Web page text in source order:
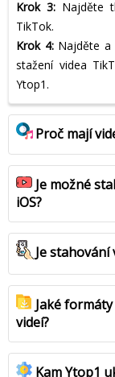
Krok 3: Najděte
TikTok.
Krok 4: Najděte a
stažení videa
Ytop1.
Proč mají
Je možné
iOS?
Je
Jaké
videí?
Kam Ytop1